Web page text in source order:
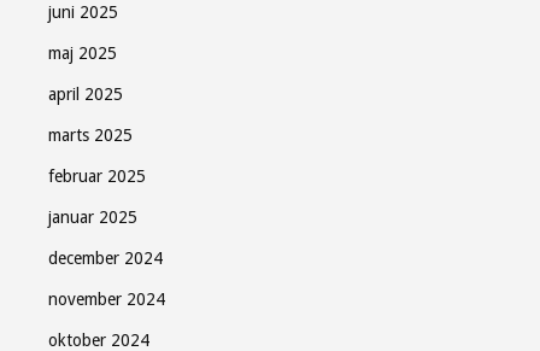
juni 2025
maj 2025
april 2025
marts 2025
februar 2025
januar 2025
december 2024
november 2024
oktober 2024